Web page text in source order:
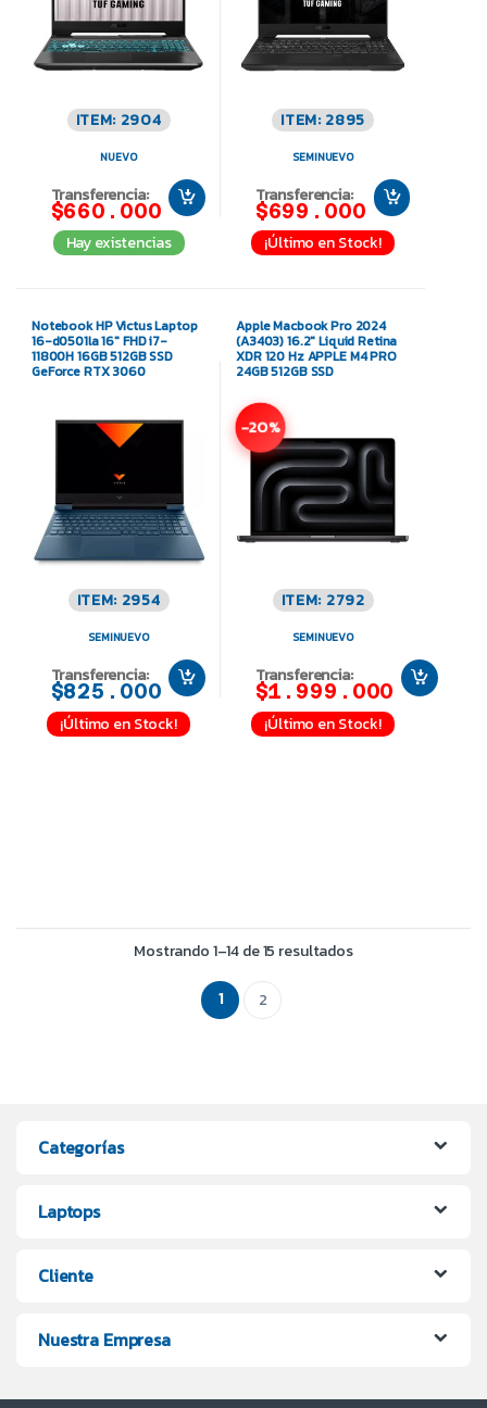
ITEM: 2904
NUEVO
Transferencia:
$660.000
Hay existencias
ITEM: 2895
SEMINUEVO
Transferencia:
$699.000
¡Último en Stock!
Notebook HP Victus Laptop
16-d0501la 16″ FHD i7-
11800H 16GB 512GB SSD
GeForce RTX 3060
ITEM: 2954
SEMINUEVO
Transferencia:
$825.000
¡Último en Stock!
Apple Macbook Pro 2024
(A3403) 16.2″ Liquid Retina
XDR 120 Hz APPLE M4 PRO
24GB 512GB SSD
-20%
ITEM: 2792
SEMINUEVO
Transferencia:
$1.999.000
¡Último en Stock!
Mostrando 1–14 de 15 resultados
1 2
Categorías
Laptops
Cliente
Nuestra Empresa